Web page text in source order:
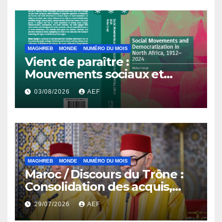
MAGHREB MONDE NUMÉRO DU MOIS
Vient de paraître :
Mouvements sociaux et
démocratisation en Afrique
du Nord, 1912-2024
03/08/2026 AEF
MAGHREB MONDE NUMÉRO DU MOIS
Maroc / Discours du Trône :
Consolidation des acquis,
résilience économique et
affirmation d’une
29/07/2026 AEF